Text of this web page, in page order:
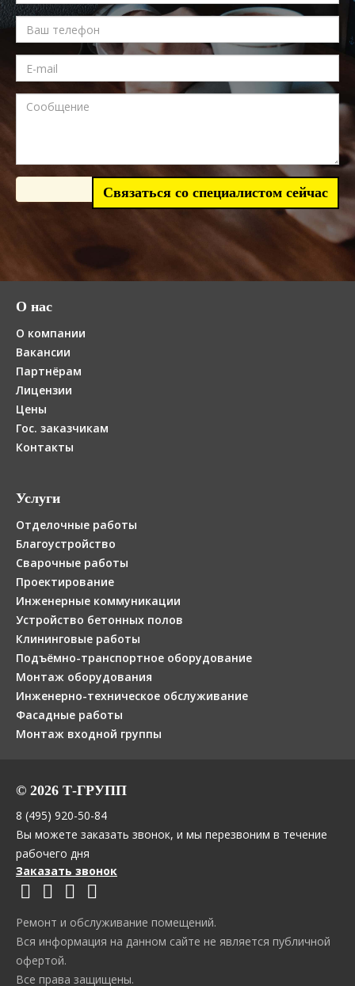
О нас
О компании
Вакансии
Партнёрам
Лицензии
Цены
Гос. заказчикам
Контакты
Услуги
Отделочные работы
Благоустройство
Сварочные работы
Проектирование
Инженерные коммуникации
Устройство бетонных полов
Клининговые работы
Подъёмно-транспортное оборудование
Монтаж оборудования
Инженерно-техническое обслуживание
Фасадные работы
Монтаж входной группы
© 2026 Т-ГРУПП
8 (495) 920-50-84
Вы можете заказать звонок, и мы перезвоним в течение
рабочего дня
Заказать звонок
Ремонт и обслуживание помещений.
Вся информация на данном сайте не является публичной
офертой.
Все права защищены.